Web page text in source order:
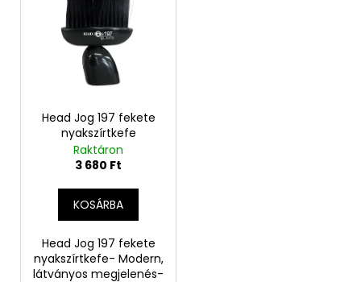
Head Jog 197 fekete
nyakszírtkefe
Raktáron
3 680 Ft
KOSÁRBA
Head Jog 197 fekete
nyakszírtkefe- Modern,
látványos megjelenés-